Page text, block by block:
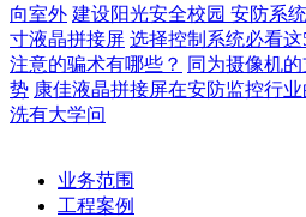
向室外 建设阳光安全校园 安防系
寸液晶拼接屏 选择控制系统必看这
注意的骗术有哪些？ 同为摄像机
势 康佳液晶拼接屏在安防监控行业
洗有大学问
业务范围
工程案例